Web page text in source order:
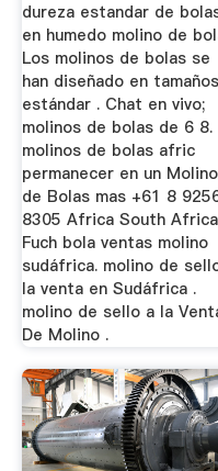
dureza estandar de
en humedo molino de
Los molinos de bolas se
han diseñado en tamaños
estándar . Chat en vivo;
molinos de bolas de 6 8.
molinos de bolas afric
permanecer en un Molino
de Bolas mas +61 8
8305 Africa South
Fuch bola ventas molino
sudáfrica. molino de
la venta en Sudáfrica .
molino de sello a la
De Molino .